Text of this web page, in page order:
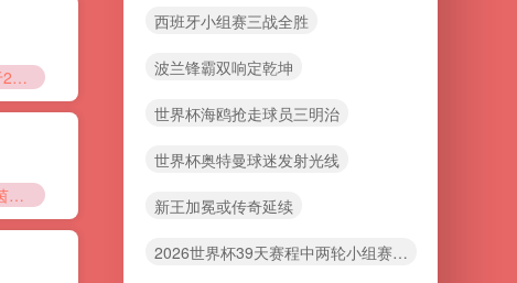
基于2026世界杯的城际通勤弹性调度：大巴驾驶员路径自适应规划与动态仿真研究
“绿茵禁区：世界杯移动ICU的生死时速与终极守护”
西班牙小组赛三战全胜
波兰锋霸双响定乾坤
世界杯海鸥抢走球员三明治
世界杯奥特曼球迷发射光线
新王加冕或传奇延续
2026世界杯39天赛程中两轮小组赛之间的恢复周期